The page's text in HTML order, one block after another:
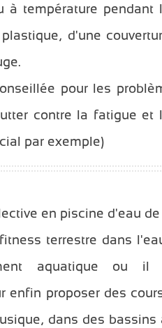
à température
d'une
pour les
contre la fatigue et
par exemple)
en piscine d'eau de
terrestre dans
aquatique ou il
enfin proposer des
dans des